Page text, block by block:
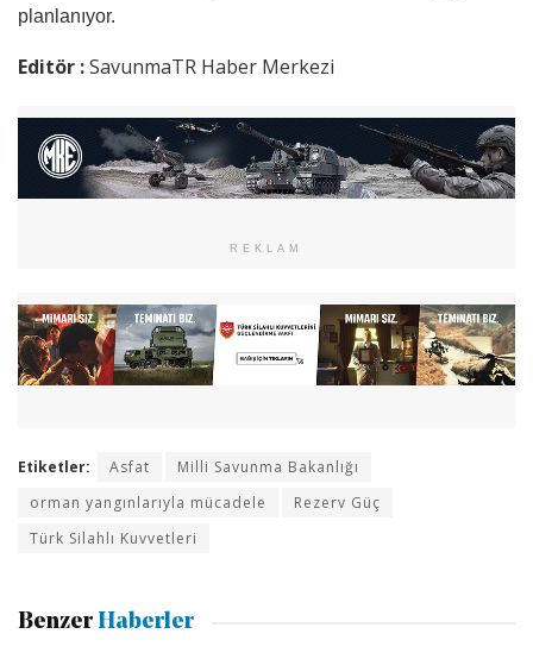
planlanıyor.
Editör :SavunmaTR Haber Merkezi
REKLAM
Etiketler: Asfat
Milli Savunma Bakanlığı
orman yangınlarıyla mücadele
Rezerv Güç
Türk Silahlı Kuvvetleri
Benzer Haberler